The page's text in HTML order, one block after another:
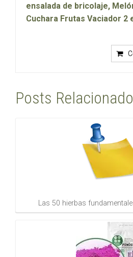
ensalada de bricolaje,
Cuchara Frutas Vaciador 2
Posts
Las 50 hierbas